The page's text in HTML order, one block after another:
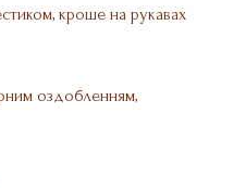
кроше на рукавах
оздобленням,